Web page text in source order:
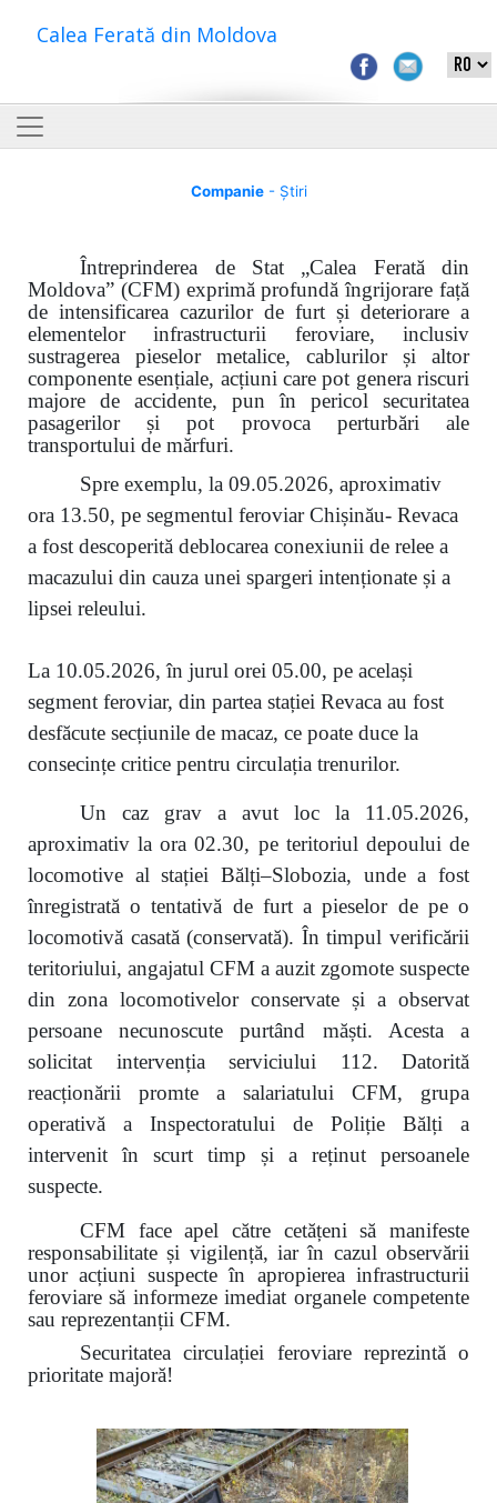
Calea Ferată din Moldova
Companie- Știri
Întreprinderea de Stat „Calea Ferată din
Moldova” (CFM) exprimă profundă îngrijorare față
de intensificarea cazurilor de furt și deteriorare a
elementelor infrastructurii feroviare, inclusiv
sustragerea pieselor metalice, cablurilor și altor
componente esențiale, acțiuni care pot genera riscuri
majore de accidente, pun în pericol securitatea
pasagerilor și pot provoca perturbări ale
transportului de mărfuri.
Spre exemplu, la 09.05.2026, aproximativ
ora 13.50, pe segmentul feroviar Chișinău- Revaca
a fost descoperită deblocarea conexiunii de relee a
macazului din cauza unei spargeri intenționate și a
lipsei releului.
La 10.05.2026, în jurul orei 05.00, pe același
segment feroviar, din partea stației Revaca au fost
desfăcute secțiunile de macaz, ce poate duce la
consecințe critice pentru circulația trenurilor.
Un caz grav a avut loc la 11.05.2026,
aproximativ la ora 02.30, pe teritoriul depoului de
locomotive al stației Bălți–Slobozia, unde a fost
înregistrată o tentativă de furt a pieselor de pe o
locomotivă casată (conservată). În timpul verificării
teritoriului, angajatul CFM a auzit zgomote suspecte
din zona locomotivelor conservate și a observat
persoane necunoscute purtând măști. Acesta a
solicitat intervenția serviciului 112. Datorită
reacționării promte a salariatului CFM, grupa
operativă a Inspectoratului de Poliție Bălți a
intervenit în scurt timp și a reținut persoanele
suspecte.
CFM face apel către cetățeni să manifeste
responsabilitate și vigilență, iar în cazul observării
unor acțiuni suspecte în apropierea infrastructurii
feroviare să informeze imediat organele competente
sau reprezentanții CFM.
Securitatea circulației feroviare reprezintă o
prioritate majoră!